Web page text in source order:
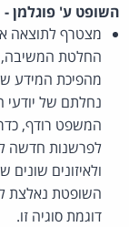
השופט ע' פוגלמן -
מצטרף לתוצאה
החלטת המשיבה,
מהפיכת המידע
נחלתם של יודעי
המשפט רודף,
לפרשנות חדשה
ולאיזונים
השופטת נאלצת
דוגמת סוגיה זו.